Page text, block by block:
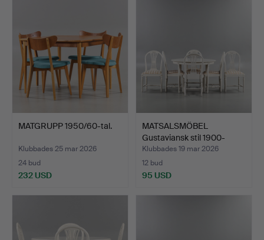
MATGRUPP 1950/60-tal.
Klubbades 25 mar 2026
24 bud
232 USD
MATSALSMÖBEL
Gustaviansk stil 1900-
talets …
Klubbades 19 mar 2026
12 bud
95 USD